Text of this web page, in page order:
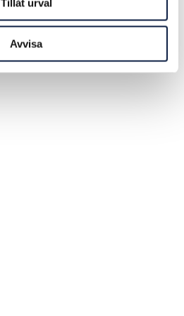
Tillåt urval
Avvisa